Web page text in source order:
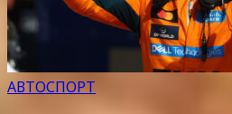
АВТОСПОРТ